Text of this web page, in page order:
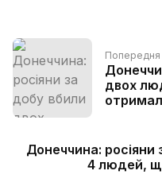
Попередня
двох
Донеччина: росіяни
4 людей,